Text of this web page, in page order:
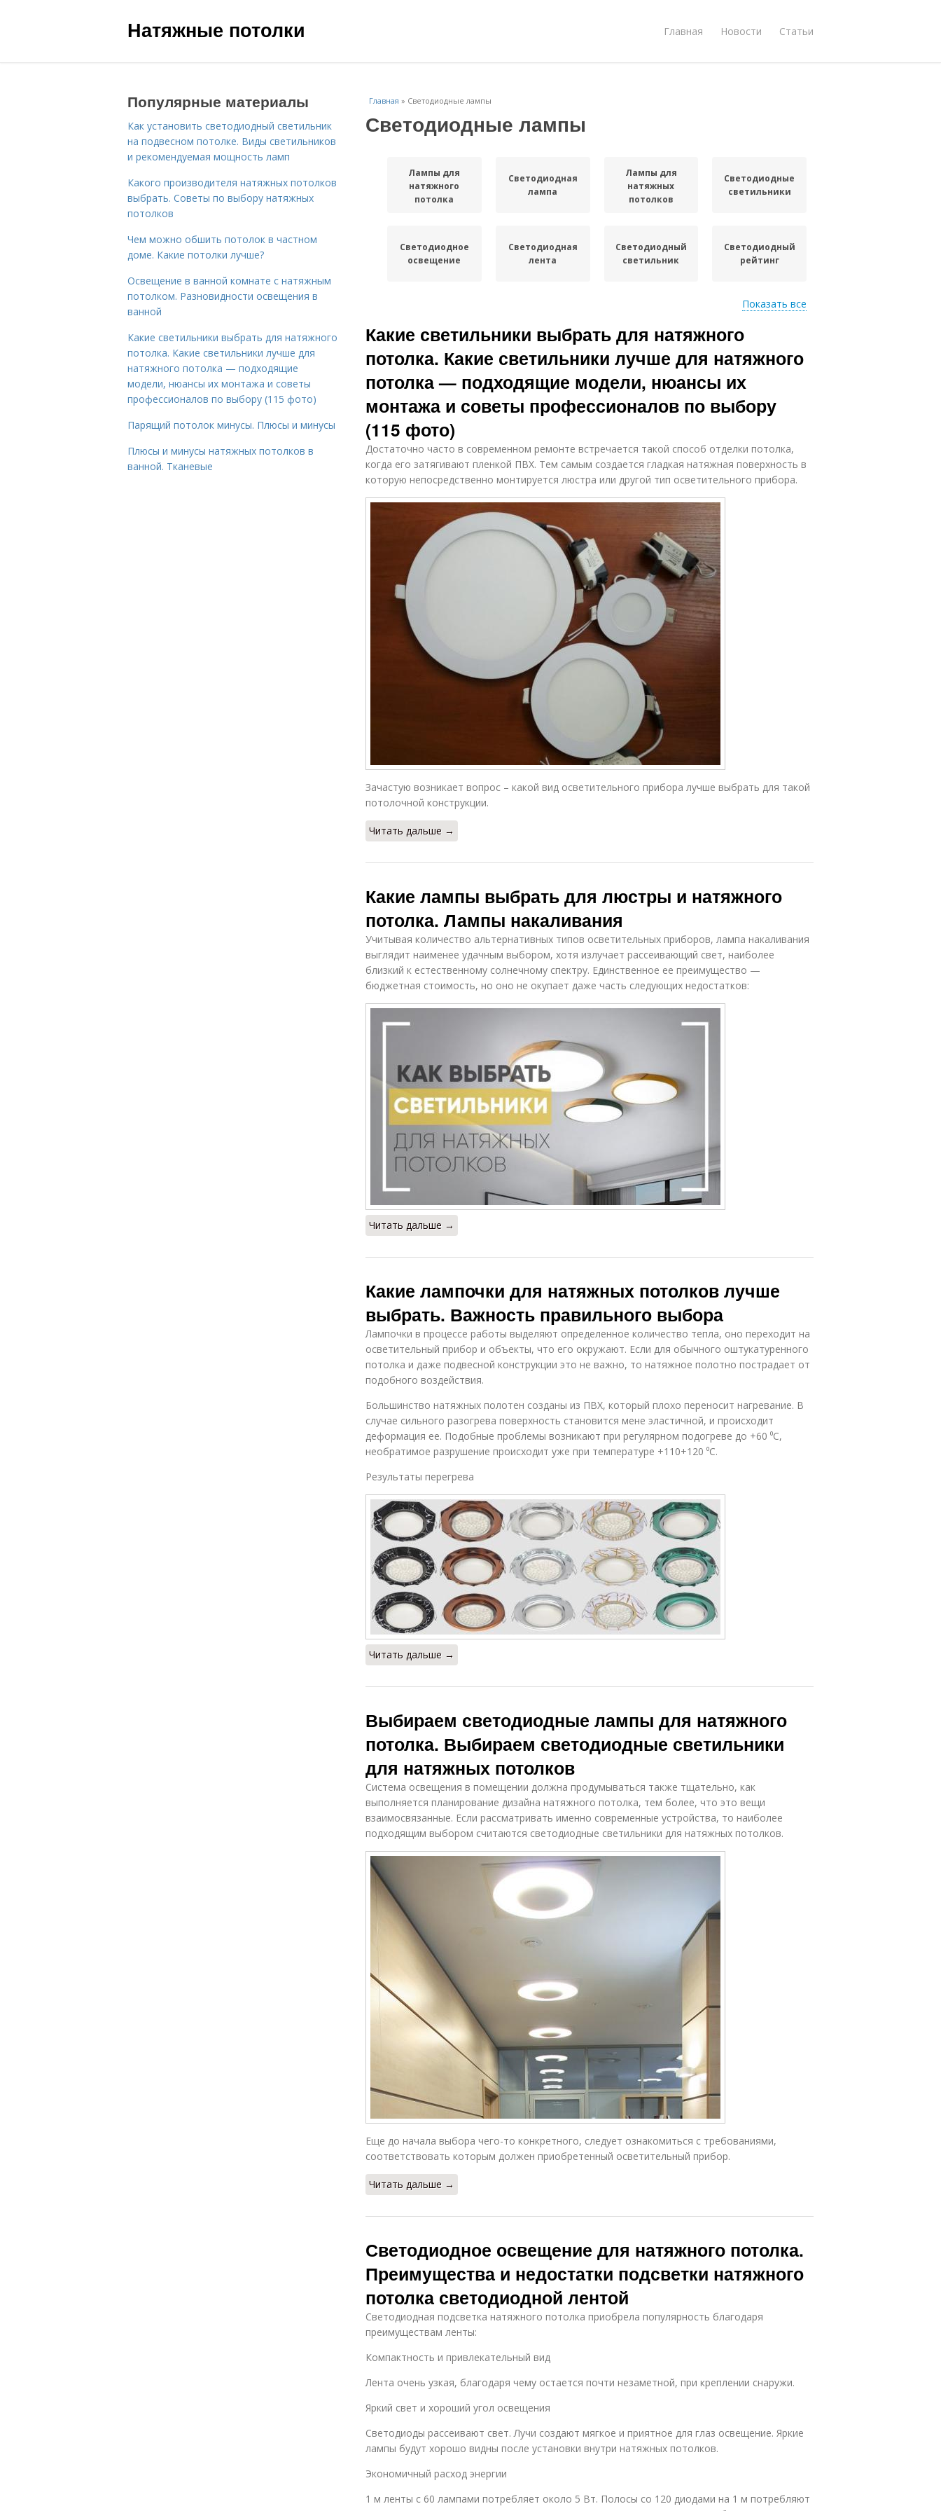
Натяжные потолки Главная Новости Статьи
Главная » Светодиодные лампы
Светодиодные лампы
Лампы для
натяжного
потолка
Светодиодная
лампа
Лампы для
натяжных
потолков
Светодиодные
светильники
Светодиодное
освещение
Светодиодная
лента
Светодиодный
светильник
Светодиодный
рейтинг
комнаты
люстра
помещений
Галогенные
Лампы с
Цены на лампы
Безопасные
лампы
Показать все
Какие светильники выбрать для натяжного
потолка. Какие светильники лучше для натяжного
потолка — подходящие модели, нюансы их
монтажа и советы профессионалов по выбору
(115 фото)
Достаточно часто в современном ремонте встречается такой способ отделки потолка,
когда его затягивают пленкой ПВХ. Тем самым создается гладкая натяжная поверхность в
которую непосредственно монтируется люстра или другой тип осветительного прибора.
Зачастую возникает вопрос – какой вид осветительного прибора лучше выбрать для такой
потолочной конструкции.
Читать дальше →
Какие лампы выбрать для люстры и натяжного
потолка. Лампы накаливания
Учитывая количество альтернативных типов осветительных приборов, лампа накаливания
выглядит наименее удачным выбором, хотя излучает рассеивающий свет, наиболее
близкий к естественному солнечному спектру. Единственное ее преимущество —
бюджетная стоимость, но оно не окупает даже часть следующих недостатков:
Читать дальше →
Какие лампочки для натяжных потолков лучше
выбрать. Важность правильного выбора
Лампочки в процессе работы выделяют определенное количество тепла, оно переходит на
осветительный прибор и объекты, что его окружают. Если для обычного оштукатуренного
потолка и даже подвесной конструкции это не важно, то натяжное полотно пострадает от
подобного воздействия.
Большинство натяжных полотен созданы из ПВХ, который плохо переносит нагревание. В
случае сильного разогрева поверхность становится мене эластичной, и происходит
деформация ее. Подобные проблемы возникают при регулярном подогреве до +60 ⁰C,
необратимое разрушение происходит уже при температуре +110+120 ⁰C.
Результаты перегрева
Читать дальше →
Выбираем светодиодные лампы для натяжного
потолка. Выбираем светодиодные светильники
для натяжных потолков
Система освещения в помещении должна продумываться также тщательно, как
выполняется планирование дизайна натяжного потолка, тем более, что это вещи
взаимосвязанные. Если рассматривать именно современные устройства, то наиболее
подходящим выбором считаются светодиодные светильники для натяжных потолков.
Еще до начала выбора чего-то конкретного, следует ознакомиться с требованиями,
соответствовать которым должен приобретенный осветительный прибор.
Читать дальше →
Светодиодное освещение для натяжного потолка.
Преимущества и недостатки подсветки натяжного
потолка светодиодной лентой
Светодиодная подсветка натяжного потолка приобрела популярность благодаря
преимуществам ленты:
Компактность и привлекательный вид
Лента очень узкая, благодаря чему остается почти незаметной, при креплении снаружи.
Яркий свет и хороший угол освещения
Светодиоды рассеивают свет. Лучи создают мягкое и приятное для глаз освещение. Яркие
лампы будут хорошо видны после установки внутри натяжных потолков.
Экономичный расход энергии
1 м ленты с 60 лампами потребляет около 5 Вт. Полосы со 120 диодами на 1 м потребляют
Популярные материалы
Как установить светодиодный светильник
на подвесном потолке. Виды светильников
и рекомендуемая мощность ламп
Какого производителя натяжных потолков
выбрать. Советы по выбору натяжных
потолков
Чем можно обшить потолок в частном
доме. Какие потолки лучше?
Освещение в ванной комнате с натяжным
потолком. Разновидности освещения в
ванной
Какие светильники выбрать для натяжного
потолка. Какие светильники лучше для
натяжного потолка — подходящие
модели, нюансы их монтажа и советы
профессионалов по выбору (115 фото)
Парящий потолок минусы. Плюсы и минусы
Плюсы и минусы натяжных потолков в
ванной. Тканевые